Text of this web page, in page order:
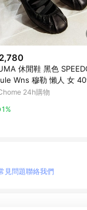
休閒鞋 黑色
Wns 穆勒 懶人 女
24h購物
1%
見問題聯絡我們